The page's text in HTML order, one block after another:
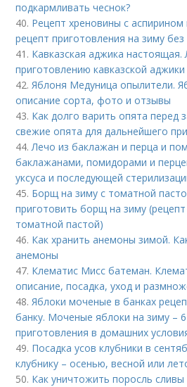
подкармливать чеснок?
40. Рецепт хреновины с аспирином
рецепт приготовления на зиму
41. Кавказская аджика
приготовлению кавказской аджики
42.Яблоня Медуница опылители.
описание сорта, фото и отзывы
43. Как долго варить опята перед
свежие опята для дальнейшего
44.Лечо из баклажан и перца и
баклажанами, помидорами и
уксуса и последующей
45. Борщ на зиму с томатной
приготовить борщ на зиму
томатной пастой)
46. Как хранить анемоны зимой.
анемоны
47. Клематис Мисс батеман.
описание, посадка, уход и
48.Яблоки моченые в банках
банку. Моченые яблоки на зиму –
приготовления в домашних
49. Посадка усов клубники в
клубнику – осенью, весной или
50. Как уничтожить поросль сливы